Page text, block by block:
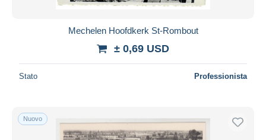
Mechelen Hoofdkerk St-Rombout
± 0,69 USD
Stato Professionista
Nuovo